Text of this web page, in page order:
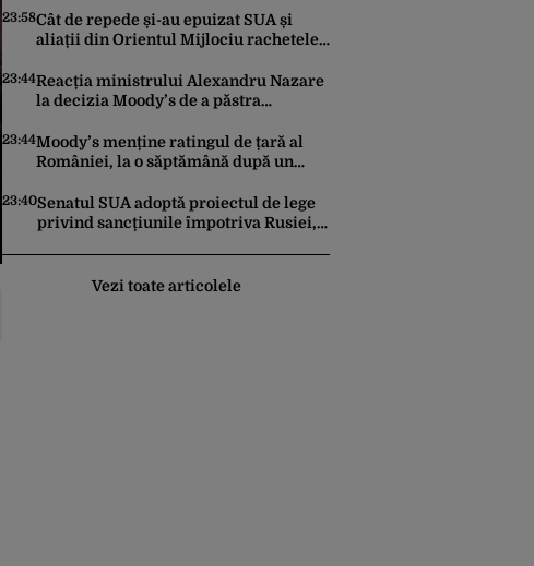
încrederea investitorilor: „Totuși,
perspectiva rămâne rezervată”
23:58Cât de repede și-au epuizat SUA și
aliații din Orientul Mijlociu rachetele
23:44Reacția ministrului Alexandru Nazare
la decizia Moody’s de a păstra
„Este un răgaz, dar în niciun caz un
motiv de relaxare”
23:44Moody’s menține ratingul de țară al
României, la o săptămână după un
unui guvern cu puteri depline,
principala vulnerabilitate din raport
23:40Senatul SUA adoptă proiectul de lege
privind sancțiunile împotriva Rusiei,
Vezi toate articolele